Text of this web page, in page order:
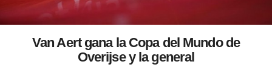
Van Aert gana la Copa del Mundo de
Overijse y la general